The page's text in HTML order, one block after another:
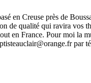
en Creuse près de
qualité qui ravira vos
en France. Pour moi la
par